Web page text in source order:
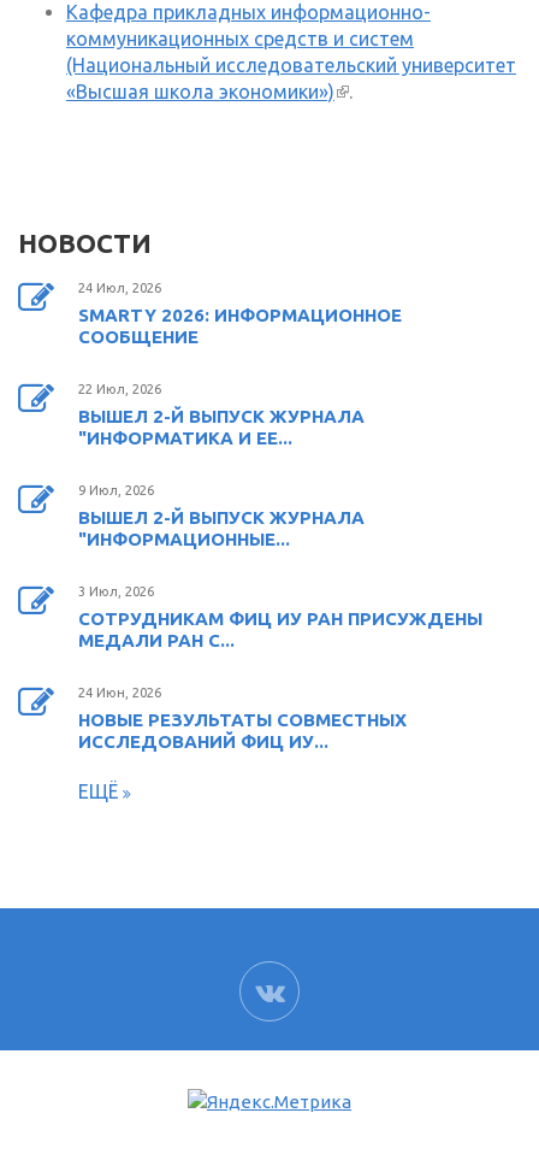
Кафедра прикладных информационно-
коммуникационных средств и систем
(Национальный исследовательский университет
«Высшая школа экономики»)(внешняя ссылка)
.
НОВОСТИ
24 Июл, 2026
SMARTY 2026: ИНФОРМАЦИОННОЕ
СООБЩЕНИЕ
22 Июл, 2026
ВЫШЕЛ 2-Й ВЫПУСК ЖУРНАЛА
"ИНФОРМАТИКА И ЕЕ...
9 Июл, 2026
ВЫШЕЛ 2-Й ВЫПУСК ЖУРНАЛА
"ИНФОРМАЦИОННЫЕ...
3 Июл, 2026
СОТРУДНИКАМ ФИЦ ИУ РАН ПРИСУЖДЕНЫ
МЕДАЛИ РАН С...
24 Июн, 2026
НОВЫЕ РЕЗУЛЬТАТЫ СОВМЕСТНЫХ
ИССЛЕДОВАНИЙ ФИЦ ИУ...
ЕЩЁ
ВК